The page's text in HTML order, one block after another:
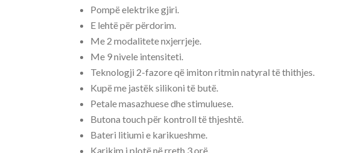
Pompë elektrike gjiri.
E lehtë për përdorim.
Me 2 modalitete nxjerrjeje.
Me 9 nivele intensiteti.
Teknologji 2-fazore që imiton ritmin natyral të thithjes.
Kupë me jastëk silikoni të butë.
Petale masazhuese dhe stimuluese.
Butona touch për kontroll të thjeshtë.
Bateri litiumi e karikueshme.
Karikim i plotë në rreth 3 orë.